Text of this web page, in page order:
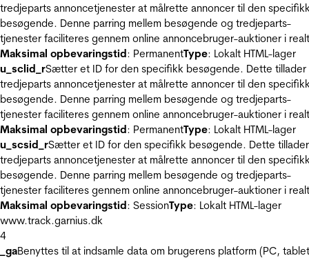
tredjeparts annoncetjenester at målrette annoncer til den
besøgende. Denne parring mellem besøgende og tredjeparts-
tjenester faciliteres gennem online annoncebruger-auktioner i
Maksimal opbevaringstid: PermanentType: Lokalt HTML-lager
u_sclid_rSætter et ID for den specifikk besøgende. Dette tillader
tredjeparts annoncetjenester at målrette annoncer til den
besøgende. Denne parring mellem besøgende og tredjeparts-
tjenester faciliteres gennem online annoncebruger-auktioner i
Maksimal opbevaringstid: PermanentType: Lokalt HTML-lager
u_scsid_rSætter et ID for den specifikk besøgende. Dette tillader
tredjeparts annoncetjenester at målrette annoncer til den
besøgende. Denne parring mellem besøgende og tredjeparts-
tjenester faciliteres gennem online annoncebruger-auktioner i
Maksimal opbevaringstid: SessionType: Lokalt HTML-lager
www.track.garnius.dk
4
_gaBenyttes til at indsamle data om brugerens platform (PC,